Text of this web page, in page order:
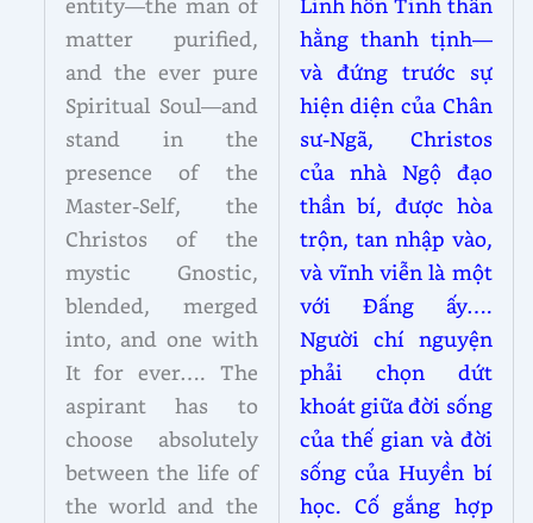
matter purified,
and the ever pure
Spiritual Soul—and
stand in the
presence of the
Master-Self, the
Christos of the
mystic Gnostic,
blended, merged
into, and one with
It for ever…. The
aspirant has to
choose absolutely
between the life of
the world and the
hằng thanh tịnh—
và đứng trước sự
hiện diện của Chân
sư-Ngã, Christos
của nhà Ngộ đạo
thần bí, được hòa
trộn, tan nhập vào,
và vĩnh viễn là một
với Đấng ấy….
Người chí nguyện
phải chọn dứt
khoát giữa đời sống
của thế gian và đời
sống của Huyền bí
học. Cố gắng hợp